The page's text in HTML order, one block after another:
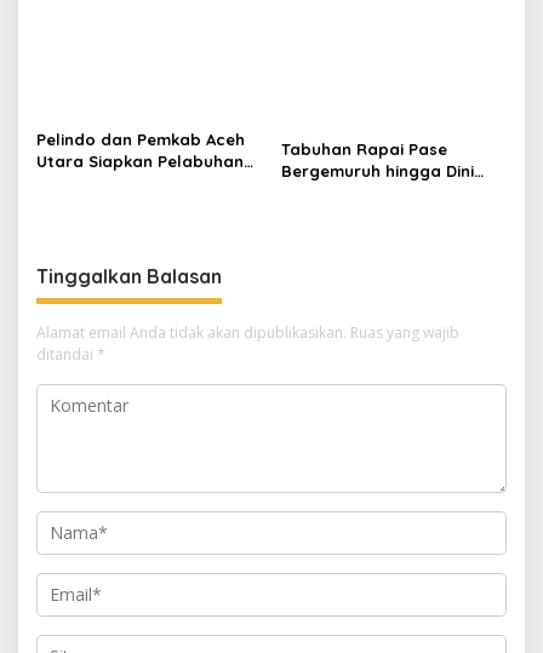
Pelindo dan Pemkab Aceh
Utara Siapkan Pelabuhan
Tabuhan Rapai Pase
Bergemuruh hingga Dini
Tinggalkan Balasan
Alamat email Anda tidak akan dipublikasikan. Ruas yang wajib
ditandai *